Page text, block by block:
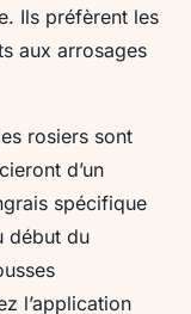
Ils préfèrent les
aux arrosages
rosiers sont
d’un
spécifique
début du
l’application